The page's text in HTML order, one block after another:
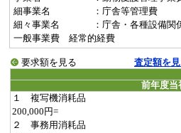
細事業名
：庁舎等管理費
細々事業名
：庁舎・各種設備関
一般事業費 経常的経費
要求額を見る
査定額を
前年度当
１ 複写機消耗品
200,000円=
２ 事務用消耗品